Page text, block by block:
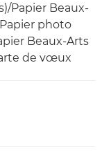
Papier Beaux-
photo
Beaux-Arts
de vœux